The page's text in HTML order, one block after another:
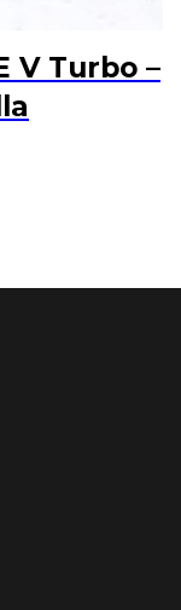
V Turbo –